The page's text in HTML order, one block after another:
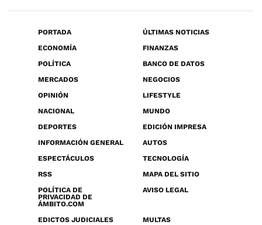
PORTADA
ÚLTIMAS NOTICIAS
ECONOMÍA
FINANZAS
POLÍTICA
BANCO DE DATOS
MERCADOS
NEGOCIOS
OPINIÓN
LIFESTYLE
NACIONAL
MUNDO
DEPORTES
EDICIÓN IMPRESA
INFORMACIÓN GENERAL
AUTOS
ESPECTÁCULOS
TECNOLOGÍA
RSS
MAPA DEL SITIO
POLÍTICA DE
PRIVACIDAD DE
ÁMBITO.COM
AVISO LEGAL
EDICTOS JUDICIALES MULTAS